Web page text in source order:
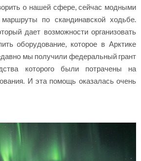
о нашей сфере, сейчас модными
по скандинавской ходьбе.
дает возможности организовать
оборудование, которое в Арктике
мы получили федеральный грант
которого были потрачены на
И эта помощь оказалась очень